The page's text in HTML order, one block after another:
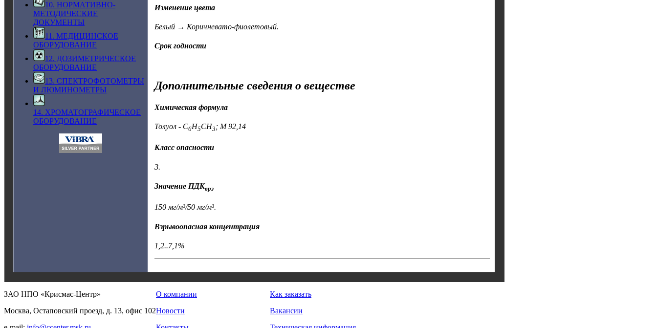
10. НОРМАТИВНО-
МЕТОДИЧЕСКИЕ
ДОКУМЕНТЫ
11. МЕДИЦИНСКОЕ
ОБОРУДОВАНИЕ
12. ДОЗИМЕТРИЧЕСКОЕ
ОБОРУДОВАНИЕ
13. СПЕКТРОФОТОМЕТРЫ
И ЛЮМИНОМЕТРЫ
14. ХРОМАТОГРАФИЧЕСКОЕ
ОБОРУДОВАНИЕ
Изменение цвета
Белый → Коричневато-фиолетовый.
Срок годности
Дополнительные сведения о веществе
Химическая формула
Толуол - C6H5CH3 ; M 92,14
Класс опасности
3.
Значение ПДКврз
150 мг/м³/50 мг/м³.
Взрывоопасная концентрация
1,2..7,1%
ЗАО НПО «Крисмас-Центр»
Москва, Остаповский проезд, д. 13, офис 102
О компании
Новости
Как заказать
Вакансии